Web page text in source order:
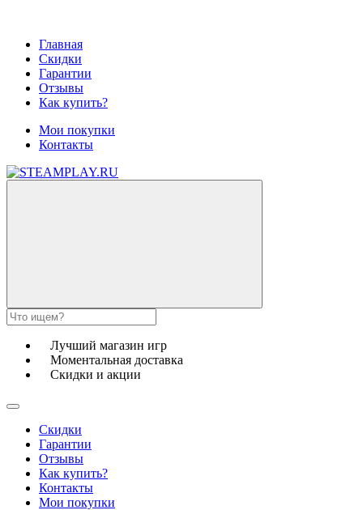
Главная
Скидки
Гарантии
Отзывы
Как купить?
Мои покупки
Контакты
Лучший магазин игр
Моментальная доставка
Скидки и акции
Скидки
Гарантии
Отзывы
Как купить?
Контакты
Мои покупки